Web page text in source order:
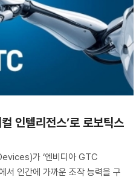
인텔리전스’로 로보틱스
가 ‘엔비디아 GTC
서 인간에 가까운 조작 능력을 구